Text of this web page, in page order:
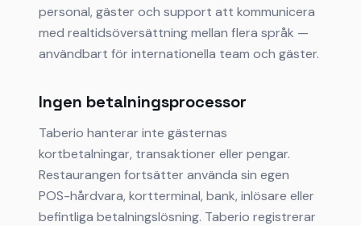
personal, gäster och support att kommunicera
med realtidsöversättning mellan flera språk —
användbart för internationella team och gäster.
Ingen betalningsprocessor
Taberio hanterar inte gästernas
kortbetalningar, transaktioner eller pengar.
Restaurangen fortsätter använda sin egen
POS-hårdvara, kortterminal, bank, inlösare eller
befintliga betalningslösning. Taberio registrerar